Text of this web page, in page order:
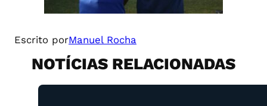
Escrito porManuel Rocha
NOTÍCIAS RELACIONADAS